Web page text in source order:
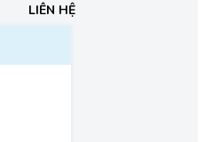
LIÊN HỆ